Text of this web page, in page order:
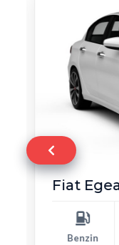
Fiat
Benzin